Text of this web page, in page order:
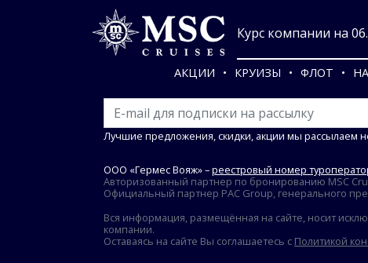
Курс компании на
АКЦИИ КРУИЗЫ ФЛОТ
Лучшие предложения, скидки, акции мы рассылаем
ООО «Гермес Вояж» –реестровый номер
Авторизованный партнер по бронированию MSC
Официальный партнер PAC Group, генерального
Вся информация, размещённая на сайте, носит
компании.
Оставаясь на сайте Вы соглашаетесь с Политикой